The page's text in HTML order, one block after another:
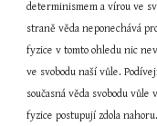
determinismem a vírou ve
straně věda neponechává
fyzice v tomto ohledu nic
ve svobodu naší vůle.
současná věda svobodu
fyzice postupují zdola